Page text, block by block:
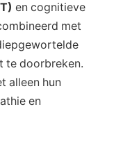
en cognitieve
met
te doorbreken.
alleen hun
en